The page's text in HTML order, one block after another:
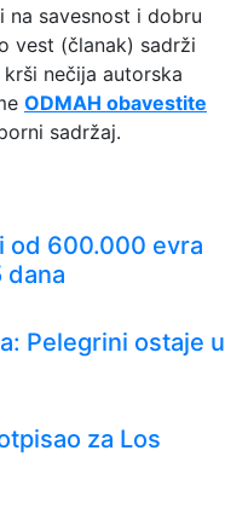
na savesnost i dobru
vest (članak) sadrži
nečija autorska
ODMAH obavestite
sadržaj.
od 600.000 evra
dana
Pelegrini ostaje u
za Los